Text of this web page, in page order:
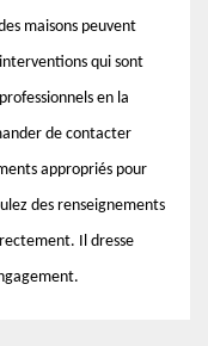
maisons peuvent
qui sont
en la
de contacter
appropriés pour
des renseignements
Il dresse